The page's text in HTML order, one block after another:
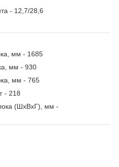
- 12,7/28,6
мм - 1685
мм - 930
мм - 765
- 218
(ШxВxГ), мм -